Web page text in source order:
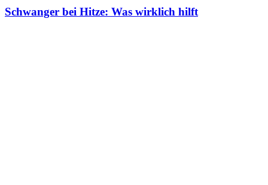
Schwanger bei Hitze: Was wirklich hilft